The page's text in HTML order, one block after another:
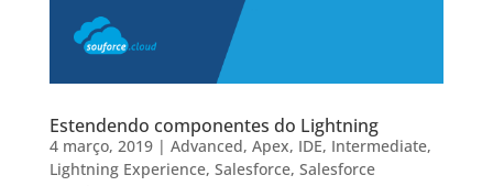
Estendendo componentes do Lightning
4 março, 2019| Advanced, Apex, IDE, Intermediate,
Lightning Experience, Salesforce, Salesforce